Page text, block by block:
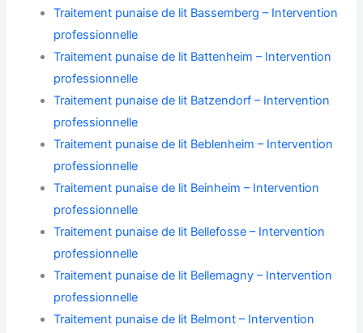
Traitement punaise de lit Bassemberg – Intervention
professionnelle
Traitement punaise de lit Battenheim – Intervention
professionnelle
Traitement punaise de lit Batzendorf – Intervention
professionnelle
Traitement punaise de lit Beblenheim – Intervention
professionnelle
Traitement punaise de lit Beinheim – Intervention
professionnelle
Traitement punaise de lit Bellefosse – Intervention
professionnelle
Traitement punaise de lit Bellemagny – Intervention
professionnelle
Traitement punaise de lit Belmont – Intervention